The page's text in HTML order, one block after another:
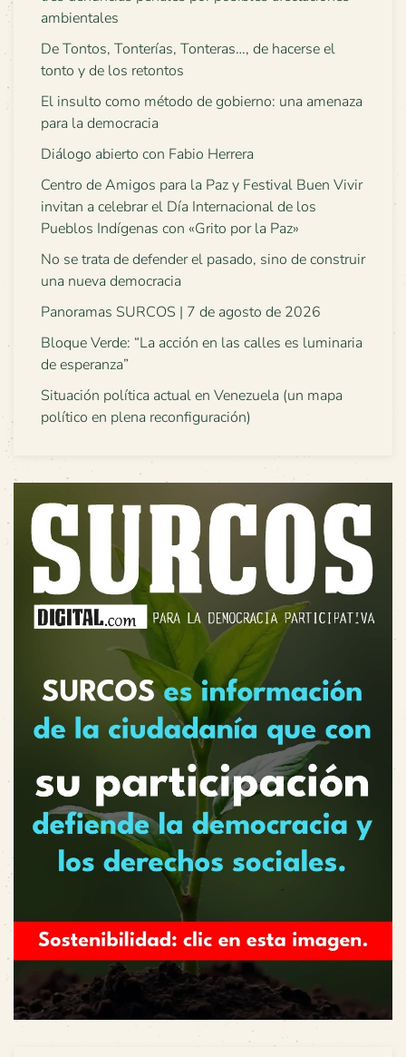
ambientales
De Tontos, Tonterías, Tonteras…, de hacerse el
tonto y de los retontos
El insulto como método de gobierno: una amenaza
para la democracia
Diálogo abierto con Fabio Herrera
Centro de Amigos para la Paz y Festival Buen Vivir
invitan a celebrar el Día Internacional de los
Pueblos Indígenas con «Grito por la Paz»
No se trata de defender el pasado, sino de construir
una nueva democracia
Panoramas SURCOS | 7 de agosto de 2026
Bloque Verde: “La acción en las calles es luminaria
de esperanza”
Situación política actual en Venezuela (un mapa
político en plena reconfiguración)